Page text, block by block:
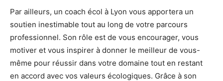
Par ailleurs, un coach écol à Lyon vous apportera un
soutien inestimable tout au long de votre parcours
professionnel. Son rôle est de vous encourager, vous
motiver et vous inspirer à donner le meilleur de vous-
même pour réussir dans votre domaine tout en restant
en accord avec vos valeurs écologiques. Grâce à son